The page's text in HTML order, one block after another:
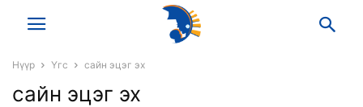
Нүүр Үгс сайн эцэг эх
сайн эцэг эх